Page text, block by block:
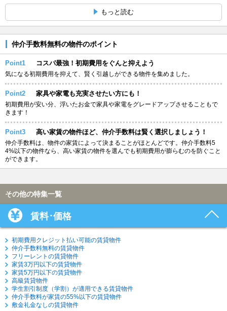
もっと読む
仲介手数料無料の物件のポイント
Point1 コスパ最強！初期費用をぐんと抑えよう
気になる初期費用を抑えて、賢く引越しができる物件を集めました。
Point2 家具や家電も充実させたい方にも！
初期費用が安い分、浮いたお金で家具や家電をグレードアップさせることもで
きます！
Point3 高い家賃の物件ほど、仲介手数料は賢く選択しましょう！
仲介手数料は、物件の家賃によって決まることがほとんどです。仲介手数料5
4%以下の物件なら、高い家賃の物件を選んでも初期費用が膨らむのを防ぐこと
ができます。
その他の特集一覧
賃料･価格
初期費用クレジット払い可能の賃貸物件
仲介手数料無料の賃貸物件
フリーレントの賃貸物件
家賃3万円以下の賃貸物件
家賃5万円以下の賃貸物件
高級賃貸物件
学生割引制度（学割）が適用できる賃貸物件
仲介手数料が家賃の55%以下の賃貸物件
敷金礼金なしの賃貸物件